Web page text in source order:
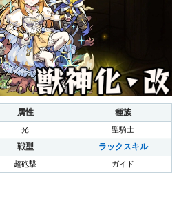
属性 種族
光 聖騎士
戦型 ラックスキル
超砲撃 ガイド